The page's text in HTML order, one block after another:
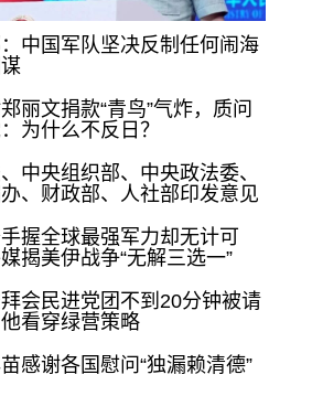
中国军队坚决反制任何闹海
丽文捐款“青鸟”气炸，质问
为什么不反日？
中央组织部、中央政法委、
、财政部、人社部印发意见
握全球最强军力却无计可
揭美伊战争“无解三选一”
会民进党团不到20分钟被请
看穿绿营策略
感谢各国慰问“独漏赖清德”